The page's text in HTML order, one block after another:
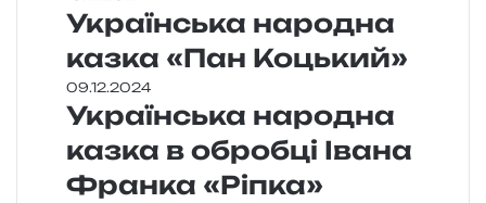
Українська народна
казка «Пан Коцький»
09.12.2024
Українська народна
казка в обробці Івана
Франка «Ріпка»